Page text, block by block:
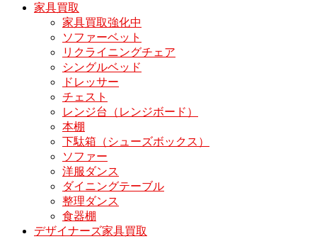
家具買取
家具買取強化中
ソファーベット
リクライニングチェア
シングルベッド
ドレッサー
チェスト
レンジ台（レンジボード）
本棚
下駄箱（シューズボックス）
ソファー
洋服ダンス
ダイニングテーブル
整理ダンス
食器棚
デザイナーズ家具買取